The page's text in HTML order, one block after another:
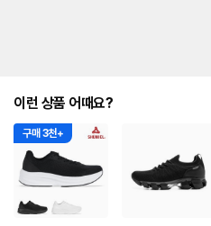
이런 상품 어때요?
구매 3천+